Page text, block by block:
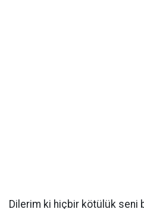
Dilerim ki hiçbir kötülük seni